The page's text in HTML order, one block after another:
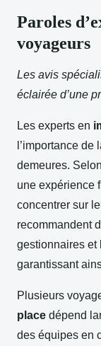
Paroles
voyageurs
Les avis
éclairée d’une
Les experts en
l’importance
demeures.
une expérience
concentrer sur
recommandent
gestionnaires et
garantissant
Plusieurs
place dépend
des équipes en